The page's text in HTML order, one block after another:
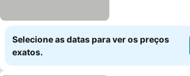
Selecione as datas para ver os preços
exatos.